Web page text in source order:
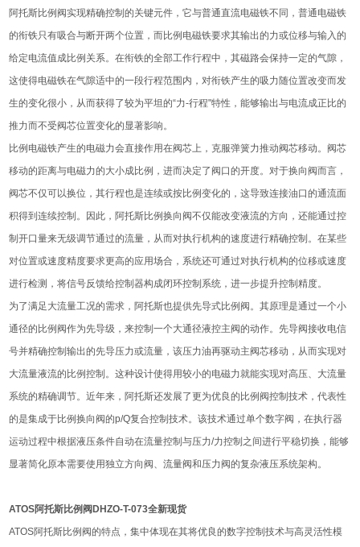
阿托斯比例阀实现精确控制的关键元件，它与普通直流电磁铁不同，普通电磁铁
的衔铁只有吸合与断开两个位置，而比例电磁铁要求其输出的力或位移与输入的
给定电流值成比例关系。在衔铁的全部工作行程中，其磁路会保持一定的气隙，
这使得电磁铁在气隙适中的一段行程范围内，对衔铁产生的吸力随位置改变而发
生的变化很小，从而获得了较为平坦的“力-行程"特性，能够输出与电流成正比的
推力而不受阀芯位置变化的显著影响。
比例电磁铁产生的电磁力会直接作用在阀芯上，克服弹簧力推动阀芯移动。阀芯
移动的距离与电磁力的大小成比例，进而决定了阀口的开度。对于换向阀而言，
阀芯不仅可以换位，其行程也是连续或按比例变化的，这导致连接油口的通流面
积得到连续控制。因此，阿托斯比例换向阀不仅能改变液流的方向，还能通过控
制开口量来无级调节通过的流量，从而对执行机构的速度进行精确控制。在某些
对位置或速度精度要求更高的应用场合，系统还可通过对执行机构的位移或速度
进行检测，将信号反馈给控制器构成闭环控制系统，进一步提升控制精度。
为了满足大流量工况的需求，阿托斯也提供先导式比例阀。其原理是通过一个小
通径的比例阀作为先导级，来控制一个大通径液控主阀的动作。先导阀接收电信
号并精确控制输出的先导压力或流量，该压力油再驱动主阀芯移动，从而实现对
大流量液流的比例控制。这种设计使得用较小的电磁力就能实现对高压、大流量
系统的精确调节。近年来，阿托斯还发展了更为优良的比例阀控制技术，代表性
的是集成于比例换向阀的p/Q复合控制技术。该技术通过单个数字阀，在执行器
运动过程中根据液压条件自动在流量控制与压力/力控制之间进行平稳切换，能够
显著简化原本需要使用独立方向阀、流量阀和压力阀的复杂液压系统架构。
ATOS阿托斯比例阀DHZO-T-073全新现货
ATOS阿托斯比例阀的特点，集中体现在其将优良的数字控制技术与高灵活性模